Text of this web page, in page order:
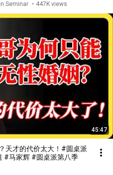
Seminar • 447K views
45:47
天才的代价太大！#圆桌派
#马家辉 #圆桌派第八季